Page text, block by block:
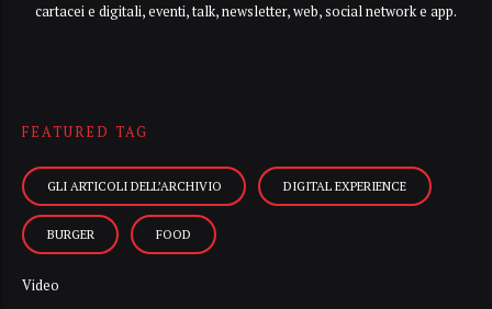
cartacei e digitali, eventi, talk, newsletter, web, social network e app.
FEATURED TAG
GLI ARTICOLI DELL’ARCHIVIO DIGITAL EXPERIENCE
BURGER FOOD
Video